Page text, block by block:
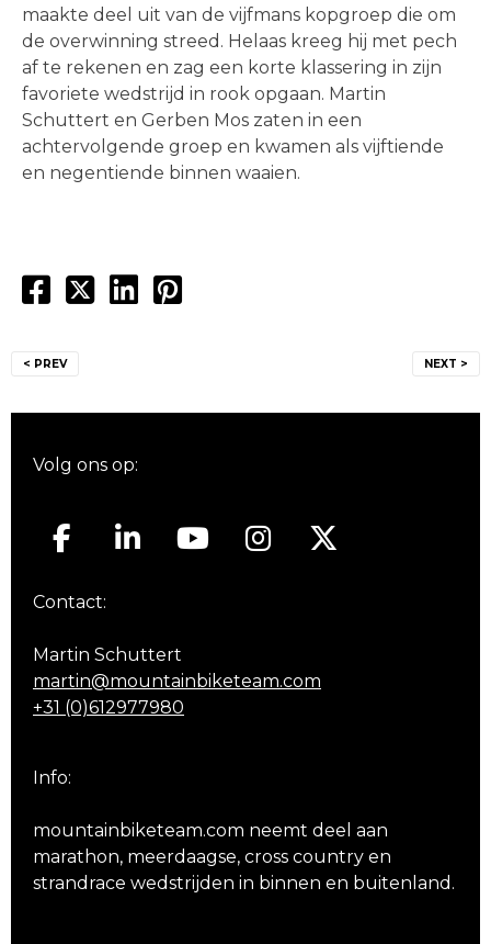
maakte deel uit van de vijfmans kopgroep die om
de overwinning streed. Helaas kreeg hij met pech
af te rekenen en zag een korte klassering in zijn
favoriete wedstrijd in rook opgaan. Martin
Schuttert en Gerben Mos zaten in een
achtervolgende groep en kwamen als vijftiende
en negentiende binnen waaien.
navigatie
< PREV NEXT >
Volg ons op:
Contact:
Martin Schuttert
martin@mountainbiketeam.com
+31 (0)612977980
Info:
mountainbiketeam.com neemt deel aan
marathon, meerdaagse, cross country en
strandrace wedstrijden in binnen en buitenland.